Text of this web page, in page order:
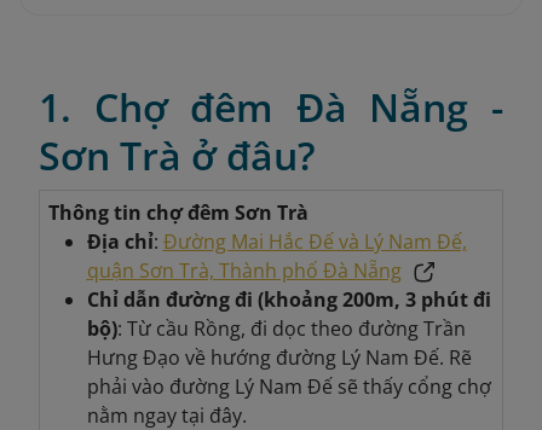
1. Chợ đêm Đà Nẵng -
Sơn Trà ở đâu?
Thông tin chợ đêm Sơn Trà
Địa chỉ: Đường Mai Hắc Đế và Lý Nam Đế,
quận Sơn Trà, Thành phố Đà Nẵng
Chỉ dẫn đường đi (khoảng 200m, 3 phút đi
bộ): Từ cầu Rồng, đi dọc theo đường Trần
Hưng Đạo về hướng đường Lý Nam Đế. Rẽ
phải vào đường Lý Nam Đế sẽ thấy cổng chợ
nằm ngay tại đây.